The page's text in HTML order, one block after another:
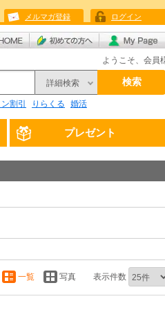
メルマガ登録 ログイン
ようこそ、会員
詳細検索 検索
割引 りらくる 婚活
プレゼント
一覧 写真 表示件数